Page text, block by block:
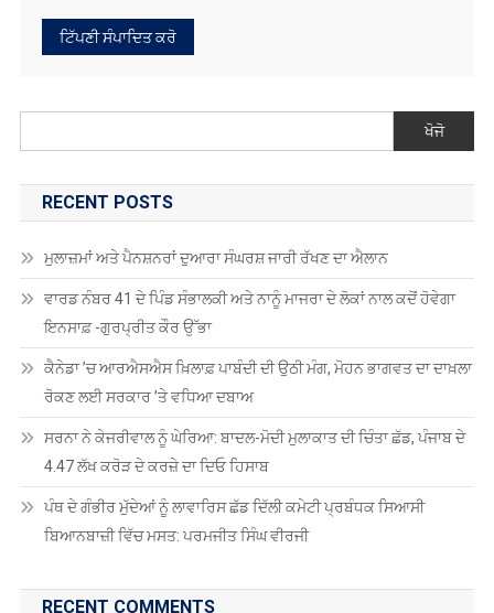
ਖੋਜੋ
RECENT POSTS
ਮੁਲਾਜ਼ਮਾਂ ਅਤੇ ਪੈਨਸ਼ਨਰਾਂ ਦੁਆਰਾ ਸੰਘਰਸ਼ ਜਾਰੀ ਰੱਖਣ ਦਾ ਐਲਾਨ
ਵਾਰਡ ਨੰਬਰ 41 ਦੇ ਪਿੰਡ ਸੰਭਾਲਕੀ ਅਤੇ ਨਾਨੂੰ ਮਾਜਰਾ ਦੇ ਲੋਕਾਂ ਨਾਲ ਕਦੋਂ ਹੋਵੇਗਾ
ਇਨਸਾਫ਼ -ਗੁਰਪ੍ਰੀਤ ਕੌਰ ਉੱਭਾ
ਕੈਨੇਡਾ ’ਚ ਆਰਐਸਐਸ ਖ਼ਿਲਾਫ਼ ਪਾਬੰਦੀ ਦੀ ਉਠੀ ਮੰਗ, ਮੋਹਨ ਭਾਗਵਤ ਦਾ ਦਾਖ਼ਲਾ
ਰੋਕਣ ਲਈ ਸਰਕਾਰ ’ਤੇ ਵਧਿਆ ਦਬਾਅ
ਸਰਨਾ ਨੇ ਕੇਜਰੀਵਾਲ ਨੂੰ ਘੇਰਿਆ: ਬਾਦਲ-ਮੋਦੀ ਮੁਲਾਕਾਤ ਦੀ ਚਿੰਤਾ ਛੱਡ, ਪੰਜਾਬ ਦੇ
4.47 ਲੱਖ ਕਰੋੜ ਦੇ ਕਰਜ਼ੇ ਦਾ ਦਿਓ ਹਿਸਾਬ
ਪੰਥ ਦੇ ਗੰਭੀਰ ਮੁੱਦੇਆਂ ਨੂੰ ਲਾਵਾਰਿਸ ਛੱਡ ਦਿੱਲੀ ਕਮੇਟੀ ਪ੍ਰਬੰਧਕ ਸਿਆਸੀ
ਬਿਆਨਬਾਜ਼ੀ ਵਿੱਚ ਮਸਤ: ਪਰਮਜੀਤ ਸਿੰਘ ਵੀਰਜੀ
RECENT COMMENTS